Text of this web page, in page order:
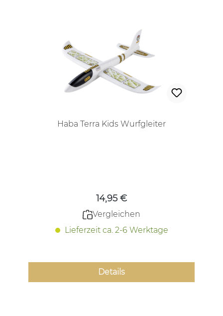
Haba Terra Kids Wurfgleiter
14,95 €
Vergleichen
Lieferzeit ca. 2-6 Werktage
Details